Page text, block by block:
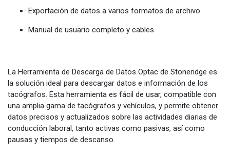
Exportación de datos a varios formatos de archivo
Manual de usuario completo y cables
La Herramienta de Descarga de Datos Optac de Stoneridge es
la solución ideal para descargar datos e información de los
tacógrafos. Esta herramienta es fácil de usar, compatible con
una amplia gama de tacógrafos y vehículos, y permite obtener
datos precisos y actualizados sobre las actividades diarias de
conducción laboral, tanto activas como pasivas, así como
pausas y tiempos de descanso.